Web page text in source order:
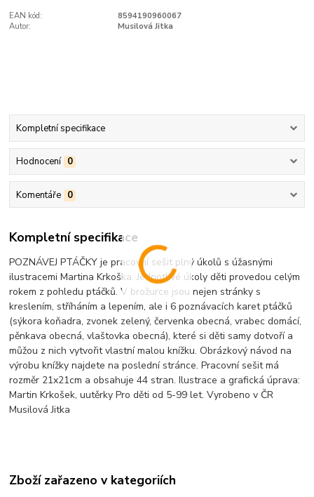
EAN kód:
8594190960067
Autor:
Musilová Jitka
Kompletní specifikace
Hodnocení 0
Komentáře 0
Kompletní specifikace
POZNÁVEJ PTÁČKY je pracovní sešit plný úkolů s úžasnými
ilustracemi Martina Krkoška. Jednotlivé úkoly děti provedou celým
rokem z pohledu ptáčků. V brožurce jsou nejen stránky s
kreslením, stříháním a lepením, ale i 6 poznávacích karet ptáčků
(sýkora koňadra, zvonek zelený, červenka obecná, vrabec domácí,
pěnkava obecná, vlaštovka obecná), které si děti samy dotvoří a
můžou z nich vytvořit vlastní malou knížku. Obrázkový návod na
výrobu knížky najdete na poslední stránce. Pracovní sešit má
rozměr 21x21cm a obsahuje 44 stran. Ilustrace a grafická úprava:
Martin Krkošek, uutěrky Pro děti od 5-99 let. Vyrobeno v ČR
Musilová Jitka
Zboží zařazeno v kategoriích